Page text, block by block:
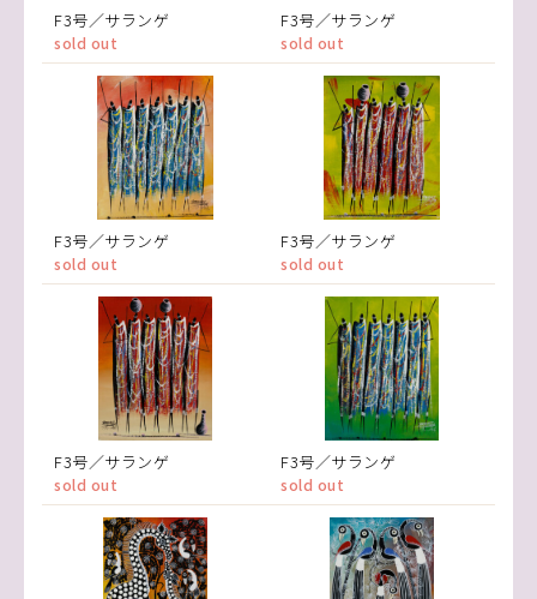
F3号／サランゲ
sold out
F3号／サランゲ
sold out
F3号／サランゲ
sold out
F3号／サランゲ
sold out
F3号／サランゲ
sold out
F3号／サランゲ
sold out